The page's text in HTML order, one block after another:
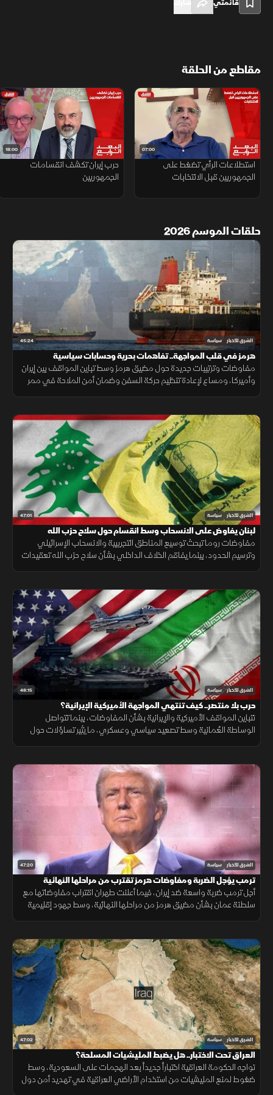
قائمتي
مقاطع من الحلقة
07:00
استطلاعات الرأي تضغط على
الجمهوريين قبل الانتخابات
18:00
حرب إيران تكشف انقسامات
الجمهوريين
حلقات الموسم 2026
45:24 الشرق للأخبار سياسة
هرمز في قلب المواجهة.. تفاهمات بحرية وحسابات سياسية
مفاوضات وترتيبات جديدة حول مضيق هرمز وسط تباين المواقف بين إيران
وأميركا، ومساع لإعادة تنظيم حركة السفن وضمان أمن الملاحة في ممر
47:01 الشرق للأخبار سياسة
لبنان يفاوض على الانسحاب وسط انقسام حول سلاح حزب الله
مفاوضات روما تبحث توسيع المناطق التجريبية والانسحاب الإسرائيلي
وترسيم الحدود، بينما يفاقم الخلاف الداخلي بشأن سلاح حزب الله تعقيدات
48:15 الشرق للأخبار سياسة
حرب بلا منتصر.. كيف تنتهي المواجهة الأميركية الإيرانية؟
تتباين المواقف الأميركية والإيرانية بشأن المفاوضات، بينما تتواصل
الوساطة العُمانية وسط تصعيد سياسي وعسكري، ما يثير تساؤلات حول
47:20 الشرق للأخبار سياسة
ترمب يؤجل الضربة ومفاوضات هرمز تقترب من مراحلها النهائية
أجل ترمب ضربة واسعة ضد إيران، فيما أعلنت طهران اقتراب مفاوضاتها مع
سلطنة عمان بشأن مضيق هرمز من مراحلها النهائية، وسط جهود إقليمية
47:02 الشرق للأخبار سياسة
العراق تحت الاختبار.. هل يضبط المليشيات المسلحة؟
تواجه الحكومة العراقية اختباراً جديداً بعد الهجمات على السعودية، وسط
ضغوط لمنع المليشيات من استخدام الأراضي العراقية في تهديد أمن دول